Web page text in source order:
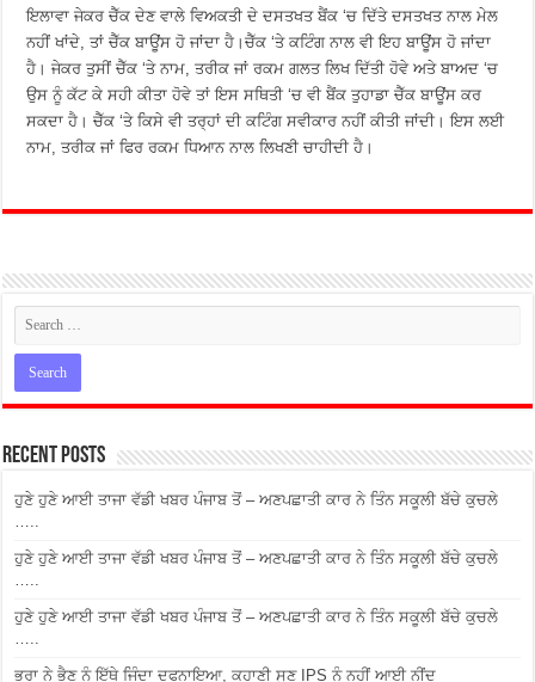
ਇਲਾਵਾ ਜੇਕਰ ਚੈੱਕ ਦੇਣ ਵਾਲੇ ਵਿਅਕਤੀ ਦੇ ਦਸਤਖਤ ਬੈਂਕ ‘ਚ ਦਿੱਤੇ ਦਸਤਖਤ ਨਾਲ ਮੇਲ
ਨਹੀਂ ਖਾਂਦੇ, ਤਾਂ ਚੈੱਕ ਬਾਊਂਸ ਹੋ ਜਾਂਦਾ ਹੈ।ਚੈੱਕ ‘ਤੇ ਕਟਿੰਗ ਨਾਲ ਵੀ ਇਹ ਬਾਊਂਸ ਹੋ ਜਾਂਦਾ
ਹੈ। ਜੇਕਰ ਤੁਸੀਂ ਚੈੱਕ ‘ਤੇ ਨਾਮ, ਤਰੀਕ ਜਾਂ ਰਕਮ ਗਲਤ ਲਿਖ ਦਿੱਤੀ ਹੋਵੇ ਅਤੇ ਬਾਅਦ ‘ਚ
ਉਸ ਨੂੰ ਕੱਟ ਕੇ ਸਹੀ ਕੀਤਾ ਹੋਵੇ ਤਾਂ ਇਸ ਸਥਿਤੀ ‘ਚ ਵੀ ਬੈਂਕ ਤੁਹਾਡਾ ਚੈੱਕ ਬਾਊਂਸ ਕਰ
ਸਕਦਾ ਹੈ। ਚੈੱਕ ‘ਤੇ ਕਿਸੇ ਵੀ ਤਰ੍ਹਾਂ ਦੀ ਕਟਿੰਗ ਸਵੀਕਾਰ ਨਹੀਂ ਕੀਤੀ ਜਾਂਦੀ। ਇਸ ਲਈ
ਨਾਮ, ਤਰੀਕ ਜਾਂ ਫਿਰ ਰਕਮ ਧਿਆਨ ਨਾਲ ਲਿਖਣੀ ਚਾਹੀਦੀ ਹੈ।
Recent Posts
ਹੁਣੇ ਹੁਣੇ ਆਈ ਤਾਜਾ ਵੱਡੀ ਖਬਰ ਪੰਜਾਬ ਤੋਂ – ਅਣਪਛਾਤੀ ਕਾਰ ਨੇ ਤਿੰਨ ਸਕੂਲੀ ਬੱਚੇ ਕੁਚਲੇ
…..
ਹੁਣੇ ਹੁਣੇ ਆਈ ਤਾਜਾ ਵੱਡੀ ਖਬਰ ਪੰਜਾਬ ਤੋਂ – ਅਣਪਛਾਤੀ ਕਾਰ ਨੇ ਤਿੰਨ ਸਕੂਲੀ ਬੱਚੇ ਕੁਚਲੇ
…..
ਹੁਣੇ ਹੁਣੇ ਆਈ ਤਾਜਾ ਵੱਡੀ ਖਬਰ ਪੰਜਾਬ ਤੋਂ – ਅਣਪਛਾਤੀ ਕਾਰ ਨੇ ਤਿੰਨ ਸਕੂਲੀ ਬੱਚੇ ਕੁਚਲੇ
…..
ਭਰਾ ਨੇ ਭੈਣ ਨੂੰ ਇੱਥੇ ਜਿੰਦਾ ਦਫਨਾਇਆ, ਕਹਾਣੀ ਸੁਣ IPS ਨੂੰ ਨਹੀਂ ਆਈ ਨੀਂਦ